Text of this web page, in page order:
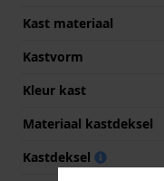
Kast materiaal
Kastvorm
Kleur kast
Materiaal kastdeksel
Kastdeksel